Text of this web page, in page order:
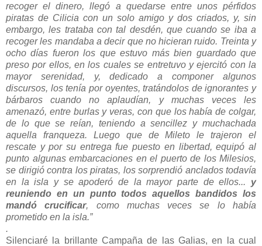
recoger el dinero, llegó a quedarse entre unos pérfidos
piratas de Cilicia con un solo amigo y dos criados, y, sin
embargo, les trataba con tal desdén, que cuando se iba a
recoger les mandaba a decir que no hicieran ruido. Treinta y
ocho días fueron los que estuvo más bien guardado que
preso por ellos, en los cuales se entretuvo y ejercitó con la
mayor serenidad, y, dedicado a componer algunos
discursos, los tenía por oyentes, tratándolos de ignorantes y
bárbaros cuando no aplaudían, y muchas veces les
amenazó, entre burlas y veras, con que los había de colgar,
de lo que se reían, teniendo a sencillez y muchachada
aquella franqueza. Luego que de Mileto le trajeron el
rescate y por su entrega fue puesto en libertad, equipó al
punto algunas embarcaciones en el puerto de los Milesios,
se dirigió contra los piratas, los sorprendió anclados todavía
en la isla y se apoderó de la mayor parte de ellos... y
reuniendo en un punto todos aquellos bandidos los
mandó crucificar, como muchas veces se lo había
prometido en la isla.”
.
Silenciaré la brillante Campaña de las Galias, en la cual